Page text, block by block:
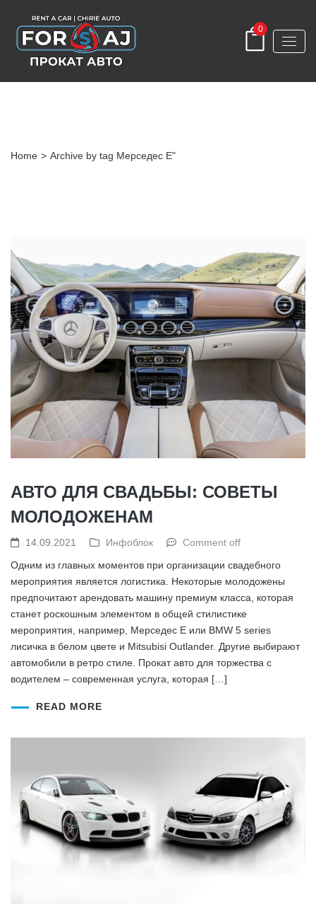
0
Home > Archive by tag Мерседес Е"
АВТО ДЛЯ СВАДЬБЫ: СОВЕТЫ
МОЛОДОЖЕНАМ
14.09.2021 Инфоблок
Comment off
Одним из главных моментов при организации свадебного
мероприятия является логистика. Некоторые молодожены
предпочитают арендовать машину премиум класса, которая
станет роскошным элементом в общей стилистике
мероприятия, например, Мерседес Е или BMW 5 series
лисичка в белом цвете и Mitsubisi Outlander. Другие выбирают
автомобили в ретро стиле. Прокат авто для торжества с
водителем – современная услуга, которая […]
READ MORE